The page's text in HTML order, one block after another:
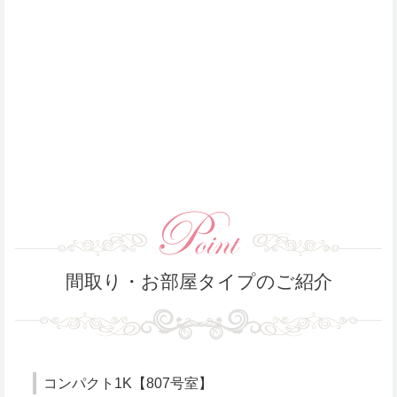
間取り・お部屋タイプのご紹介
コンパクト1K【807号室】